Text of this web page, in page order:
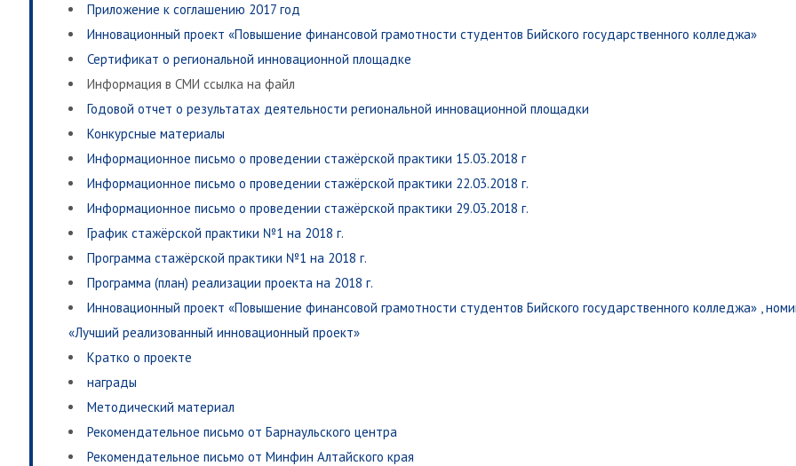
Приложение к соглашению 2017 год
Инновационный проект «Повышение финансовой грамотности студентов Бийского государственного колледжа»
Сертификат о региональной инновационной площадке
Информация в СМИ ссылка на файл
Годовой отчет о результатах деятельности региональной инновационной площадки
Конкурсные материалы
Информационное письмо о проведении стажёрской практики 15.03.2018 г
Информационное письмо о проведении стажёрской практики 22.03.2018 г.
Информационное письмо о проведении стажёрской практики 29.03.2018 г.
График стажёрской практики №1 на 2018 г.
Программа стажёрской практики №1 на 2018 г.
Программа (план) реализации проекта на 2018 г.
Инновационный проект «Повышение финансовой грамотности студентов Бийского государственного колледжа» ,
«Лучший реализованный инновационный проект»
Кратко о проекте
награды
Методический материал
Рекомендательное письмо от Барнаульского центра
Рекомендательное письмо от Минфин Алтайского края